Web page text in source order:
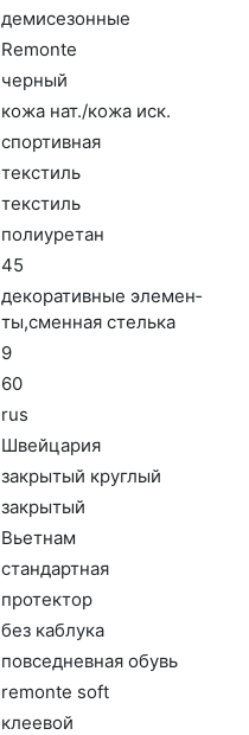
де­мисе­зон­ные
Re­mon­te
чер­ный
ко­жа нат./ко­жа иск.
спор­тивная
текс­тиль
текс­тиль
по­ли­уре­тан
45
де­кора­тив­ные эле­мен­
ты,смен­ная стель­ка
9
60
rus
Швей­ца­рия
зак­ры­тый круг­лый
зак­ры­тый
Вь­ет­нам
стан­дарт­ная
про­тек­тор
без каб­лу­ка
пов­седнев­ная обувь
re­mon­te soft
кле­евой